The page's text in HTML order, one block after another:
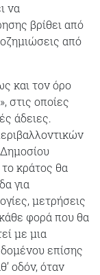
να
βρίθει από
από
και τον όρο
στις οποίες
άδειες.
κράτος θα
για
μετρήσεις
φορά που θα
με μια
επίσης
οδόν, όταν